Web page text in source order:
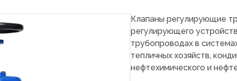
Клапаны регулирующие
регулирующего
трубопроводах в
тепличных хозяйств,
нефтехимического и